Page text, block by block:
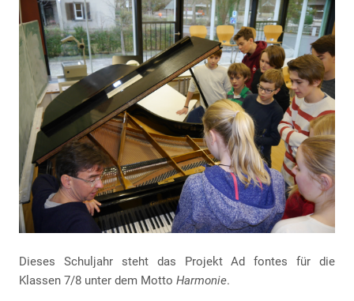
Dieses Schuljahr steht das Projekt Ad fontes für die
Klassen 7/8 unter dem Motto Harmonie.